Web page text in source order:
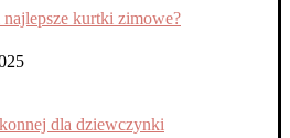
kurtki zimowe?
dla dziewczynki